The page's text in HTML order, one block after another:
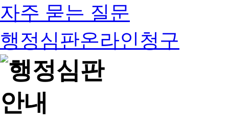
자주 묻는 질문
행정심판온라인청구